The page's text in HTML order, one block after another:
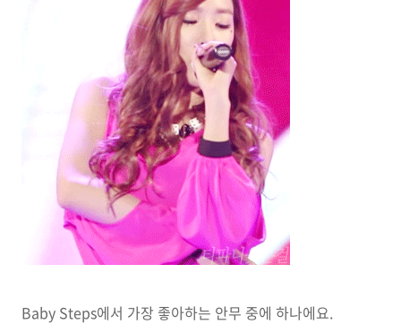
Baby Steps에서 가장 좋아하는 안무 중에 하나에요.